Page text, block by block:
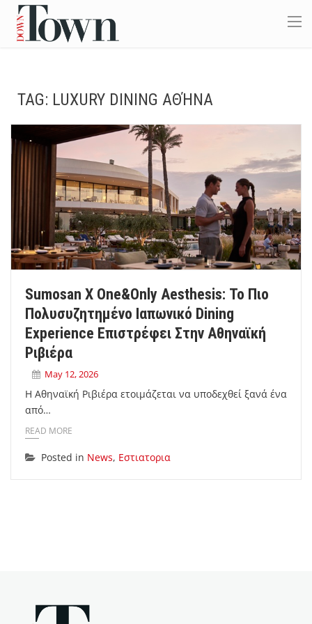
TAG: LUXURY DINING ΑΘΉΝΑ
Sumosan X One&Only Aesthesis: Το Πιο
Πολυσυζητημένο Ιαπωνικό Dining
Experience Επιστρέφει Στην Αθηναϊκή
Ριβιέρα
May 12, 2026
Η Αθηναϊκή Ριβιέρα ετοιμάζεται να υποδεχθεί ξανά ένα
από…
READ MORE
Posted in News, Εστιατορια